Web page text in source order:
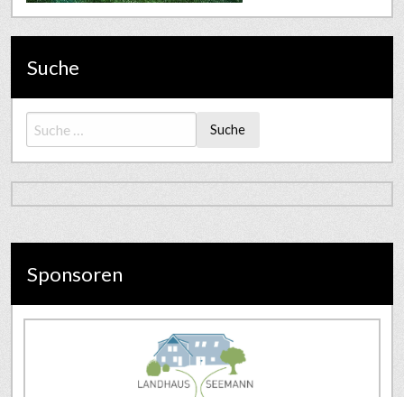
Suche
Suche
Sponsoren